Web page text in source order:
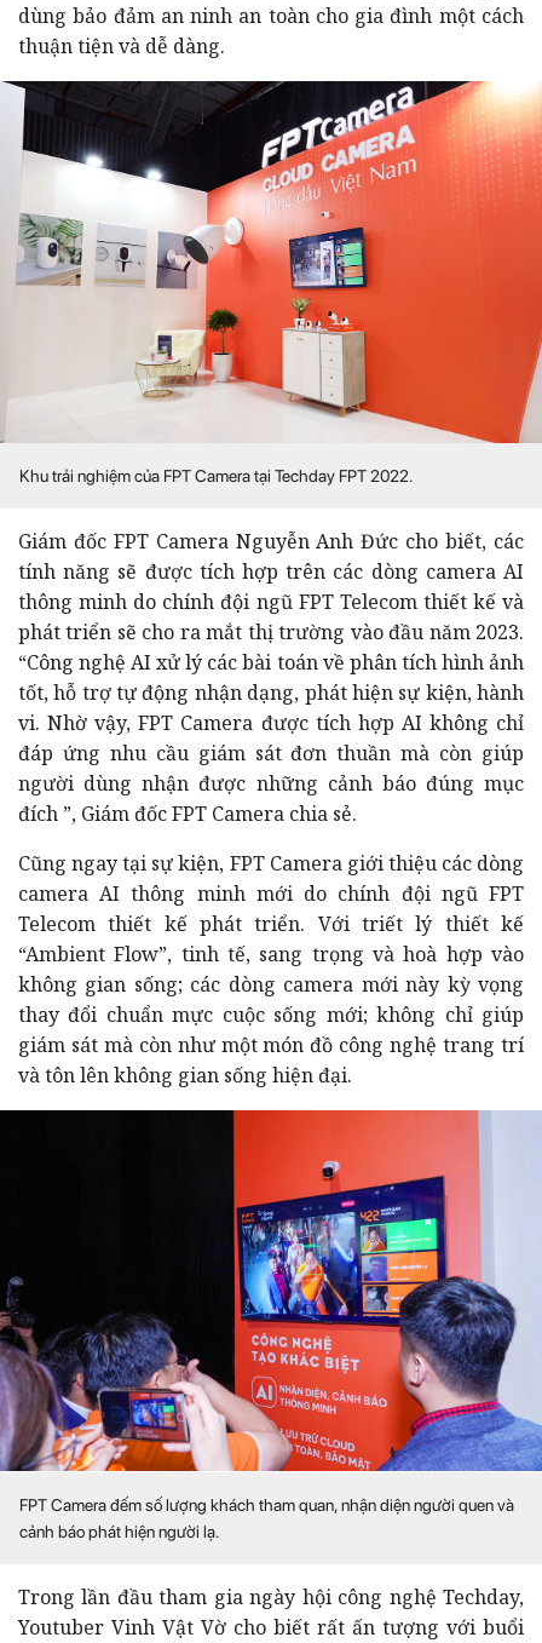
dùng bảo đảm an ninh an toàn cho gia đình một cách
thuận tiện và dễ dàng.
Khu trải nghiệm của FPT Camera tại Techday FPT 2022.
Giám đốc FPT Camera Nguyễn Anh Đức cho biết, các
tính năng sẽ được tích hợp trên các dòng camera AI
thông minh do chính đội ngũ FPT Telecom thiết kế và
phát triển sẽ cho ra mắt thị trường vào đầu năm 2023.
“Công nghệ AI xử lý các bài toán về phân tích hình ảnh
tốt, hỗ trợ tự động nhận dạng, phát hiện sự kiện, hành
vi. Nhờ vậy, FPT Camera được tích hợp AI không chỉ
đáp ứng nhu cầu giám sát đơn thuần mà còn giúp
người dùng nhận được những cảnh báo đúng mục
đích ”, Giám đốc FPT Camera chia sẻ.
Cũng ngay tại sự kiện, FPT Camera giới thiệu các dòng
camera AI thông minh mới do chính đội ngũ FPT
Telecom thiết kế phát triển. Với triết lý thiết kế
“Ambient Flow”, tinh tế, sang trọng và hoà hợp vào
không gian sống; các dòng camera mới này kỳ vọng
thay đổi chuẩn mực cuộc sống mới; không chỉ giúp
giám sát mà còn như một món đồ công nghệ trang trí
và tôn lên không gian sống hiện đại.
FPT Camera đếm số lượng khách tham quan, nhận diện người quen và
cảnh báo phát hiện người lạ.
Trong lần đầu tham gia ngày hội công nghệ Techday,
Youtuber Vinh Vật Vờ cho biết rất ấn tượng với buổi